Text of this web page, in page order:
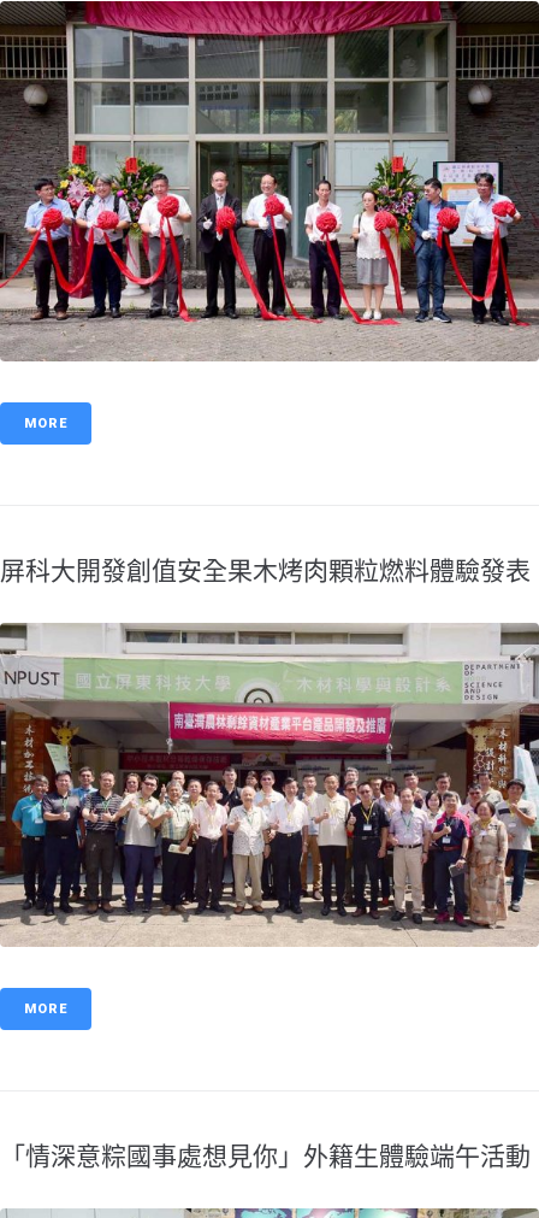
MORE
屏科大開發創值安全果木烤肉顆粒燃料體驗發表
MORE
「情深意粽國事處想見你」外籍生體驗端午活動